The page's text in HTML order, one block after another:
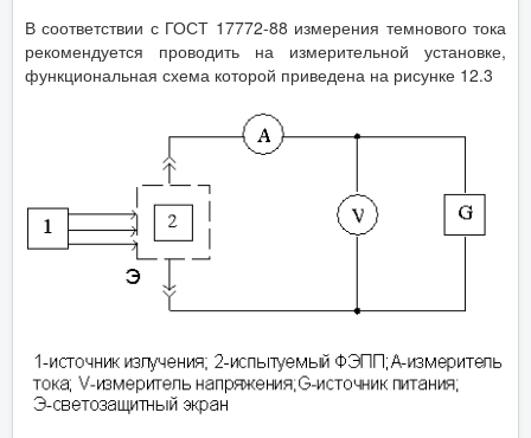
В соответствии с ГОСТ 17772-88 измерения темнового тока
рекомендуется проводить на измерительной установке,
функциональная схема которой приведена на рисунке 12.3